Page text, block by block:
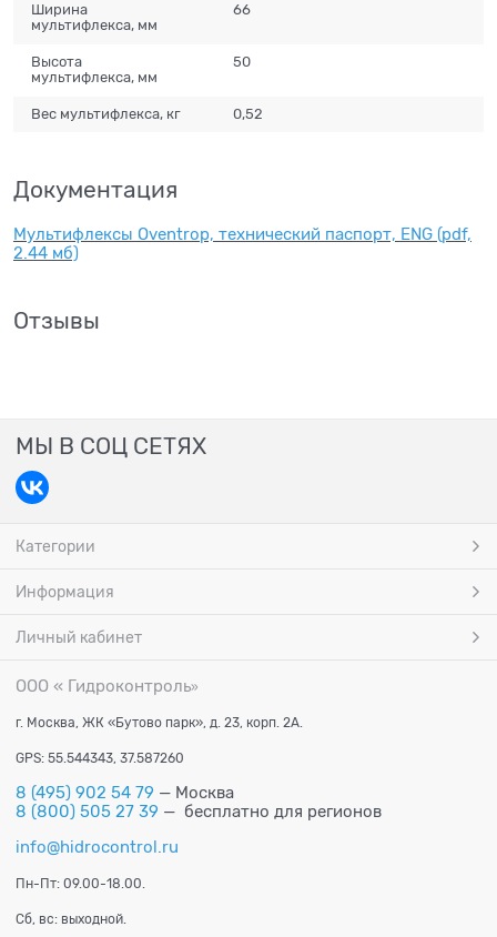
Ширина
мультифлекса, мм
66
Высота
мультифлекса, мм
50
Вес мультифлекса, кг 0,52
Документация
Мультифлексы Oventrop, технический паспорт, ENG (pdf,
2.44 мб)
Отзывы
МЫ В СОЦ СЕТЯХ
Категории
Информация
Личный кабинет
ООО « Гидроконтроль»
г. Москва, ЖК «Бутово парк», д. 23, корп. 2А.
GPS: 55.544343, 37.587260
8 (495) 902 54 79 — Москва
8 (800) 505 27 39 — бесплатно для регионов
info@hidrocontrol.ru
Пн-Пт: 09.00-18.00.
Сб, вс: выходной.